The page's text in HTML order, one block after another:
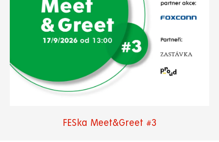
FESka Meet&Greet #3